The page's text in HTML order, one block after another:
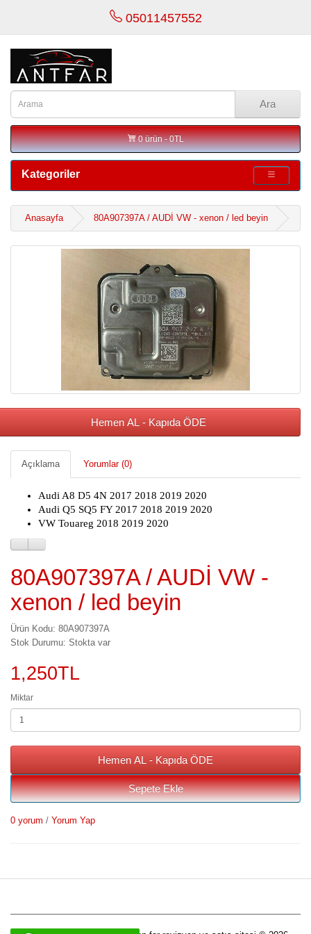
05011457552
Ara
0 ürün - 0TL
Kategoriler
Anasayfa 80A907397A / AUDİ VW - xenon / led beyin
Hemen AL - Kapıda ÖDE
Açıklama Yorumlar (0)
Audi A8 D5 4N 2017 2018 2019 2020
Audi Q5 SQ5 FY 2017 2018 2019 2020
VW Touareg 2018 2019 2020
80A907397A / AUDİ VW -
xenon / led beyin
Ürün Kodu: 80A907397A
Stok Durumu: Stokta var
1,250TL
Miktar
Hemen AL - Kapıda ÖDE
Sepete Ekle
0 yorum / Yorum Yap